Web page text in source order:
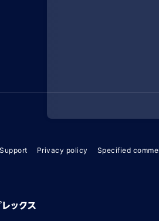
Privacy policy Specified